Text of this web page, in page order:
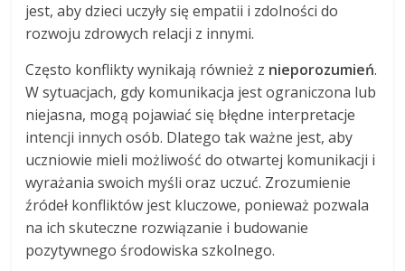
jest, aby dzieci uczyły się empatii i zdolności do
rozwoju zdrowych relacji z innymi.
Często konflikty wynikają również z nieporozumień.
W sytuacjach, gdy komunikacja jest ograniczona lub
niejasna, mogą pojawiać się błędne interpretacje
intencji innych osób. Dlatego tak ważne jest, aby
uczniowie mieli możliwość do otwartej komunikacji i
wyrażania swoich myśli oraz uczuć. Zrozumienie
źródeł konfliktów jest kluczowe, ponieważ pozwala
na ich skuteczne rozwiązanie i budowanie
pozytywnego środowiska szkolnego.